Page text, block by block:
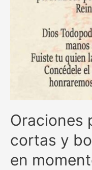
Oraciones
cortas y
en